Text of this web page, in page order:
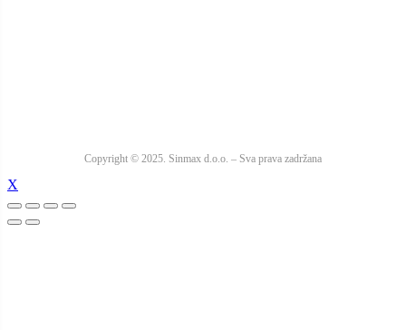
Copyright © 2025. Sinmax d.o.o. – Sva prava zadržana
X